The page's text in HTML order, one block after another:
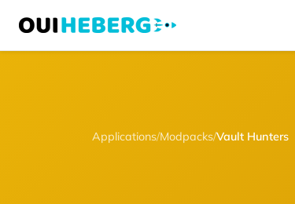
Applications/Modpacks/Vault Hunters